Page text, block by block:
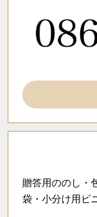
贈答用ののし・
袋・小分け用ビ